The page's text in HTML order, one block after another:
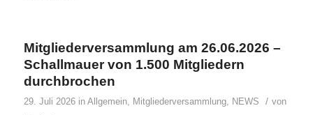
Mitgliederversammlung am 26.06.2026 –
Schallmauer von 1.500 Mitgliedern
durchbrochen
29. Juli 2026 in Allgemein, Mitgliederversammlung, NEWS / von